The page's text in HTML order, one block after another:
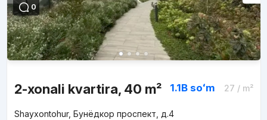
0
2-xonali kvartira, 40 m² 1.1B soʻm 27 / m²
Shayxontohur, Бунёдкор проспект, д.4